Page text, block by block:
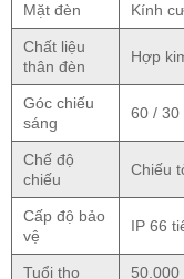
Mặt đèn Kính
Chất liệu
thân đèn
Hợp
Góc chiếu
sáng
60 / 30
Chế độ
chiếu
Chiếu
Cấp độ bảo
vệ
IP 66
Tuổi thọ 50.000